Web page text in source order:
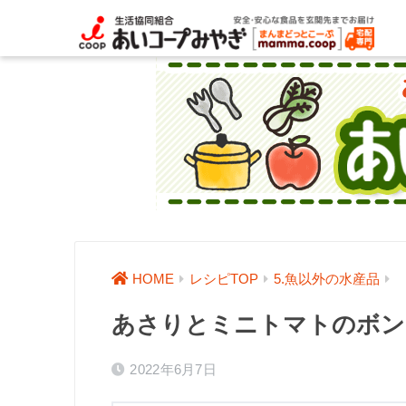
HOME レシピTOP 5.魚以外の水産品
あさりとミニトマトのボ
2022年6月7日